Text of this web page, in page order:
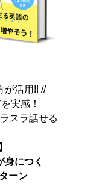
が活用!! //
実感！
スラ話せる
身につく
ーン